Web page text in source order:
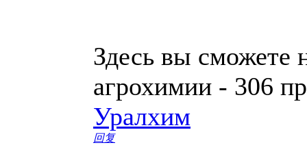
Здесь вы сможете
агрохимии - 306
Уралхим
回复